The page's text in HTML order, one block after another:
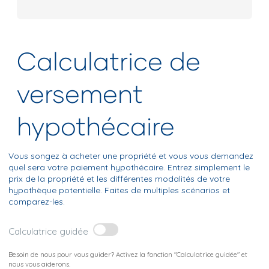
Calculatrice de
versement
hypothécaire
Vous songez à acheter une propriété et vous vous demandez
quel sera votre paiement hypothécaire. Entrez simplement le
prix de la propriété et les différentes modalités de votre
hypothèque potentielle. Faites de multiples scénarios et
comparez-les.
Calculatrice guidée
Besoin de nous pour vous guider? Activez la fonction "Calculatrice guidée" et
nous vous aiderons.